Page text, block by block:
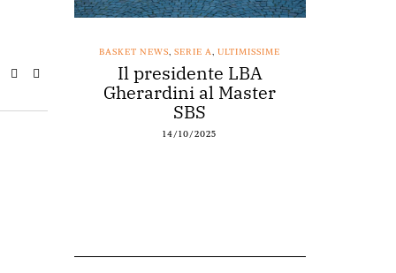
BASKET NEWS,SERIE A,ULTIMISSIME
Il presidente LBA
Gherardini al Master
SBS
14/10/2025